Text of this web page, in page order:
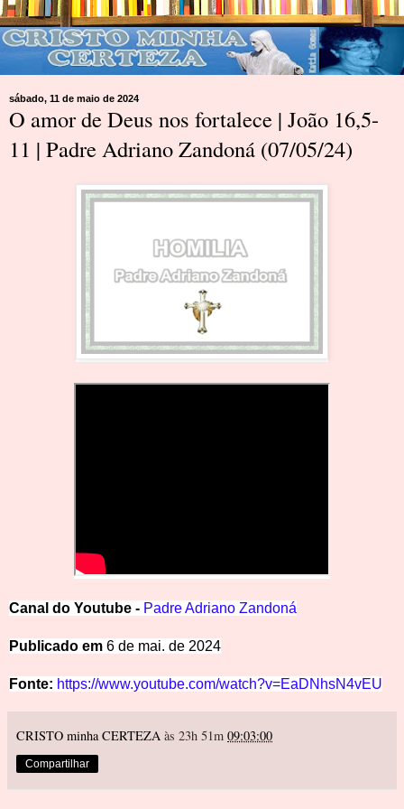
sábado, 11 de maio de 2024
O amor de Deus nos fortalece | João 16,5-
11 | Padre Adriano Zandoná (07/05/24)
Canal do Youtube - Padre Adriano Zandoná
Publicado em 6 de mai. de 2024
Fonte: https://www.youtube.com/watch?v=EaDNhsN4vEU
CRISTO minha CERTEZA às 23h 51m 09:03:00
Compartilhar